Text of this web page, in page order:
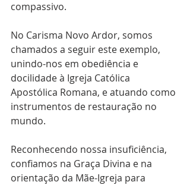
compassivo.
No Carisma Novo Ardor, somos
chamados a seguir este exemplo,
unindo-nos em obediência e
docilidade à Igreja Católica
Apostólica Romana, e atuando como
instrumentos de restauração no
mundo.
Reconhecendo nossa insuficiência,
confiamos na Graça Divina e na
orientação da Mãe-Igreja para